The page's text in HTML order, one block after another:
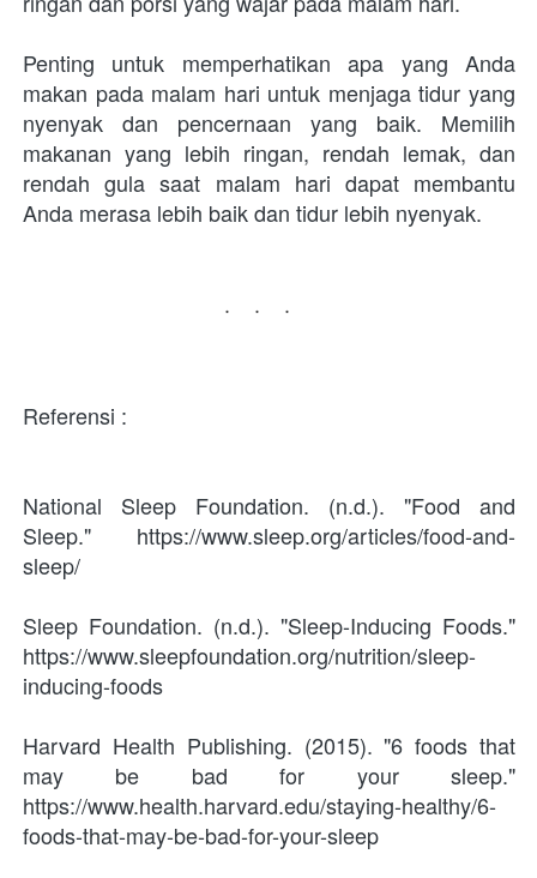
Penting untuk memperhatikan apa yang Anda
makan pada malam hari untuk menjaga tidur yang
nyenyak dan pencernaan yang baik. Memilih
makanan yang lebih ringan, rendah lemak, dan
rendah gula saat malam hari dapat membantu
Anda merasa lebih baik dan tidur lebih nyenyak.
...
Referensi :
National Sleep Foundation. (n.d.). "Food and
Sleep." https://www.sleep.org/articles/food-and-
sleep/
Sleep Foundation. (n.d.). "Sleep-Inducing Foods."
https://www.sleepfoundation.org/nutrition/sleep-
inducing-foods
Harvard Health Publishing. (2015). "6 foods that
may be bad for your sleep."
https://www.health.harvard.edu/staying-healthy/6-
foods-that-may-be-bad-for-your-sleep